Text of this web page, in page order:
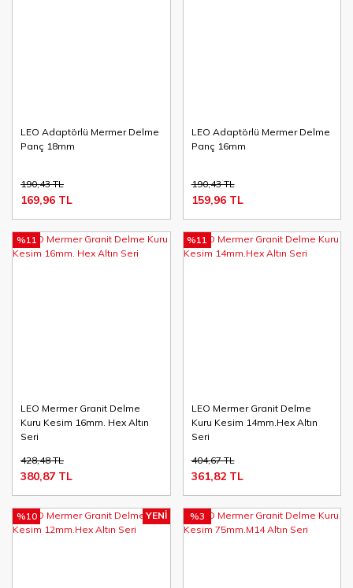
LEO Adaptörlü Mermer Delme
Panç 18mm
190,43 TL
169,96 TL
LEO Adaptörlü Mermer Delme
Panç 16mm
190,43 TL
159,96 TL
LEO Mermer Granit Delme
Kuru Kesim 16mm. Hex Altın
Seri
%11
428,48 TL
380,87 TL
LEO Mermer Granit Delme
Kuru Kesim 14mm.Hex Altın
Seri
%11
404,67 TL
361,82 TL
YENİ
%10 %3